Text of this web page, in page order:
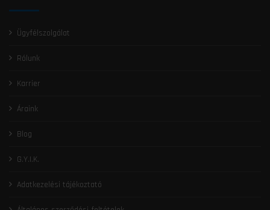
Ügyfélszolgálat
Rólunk
Karrier
Áraink
Blog
G.Y.I.K.
Adatkezelési tájékoztató